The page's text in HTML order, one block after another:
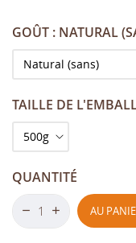
GOÛT : NATURAL
TAILLE DE
QUANTITÉ
AU